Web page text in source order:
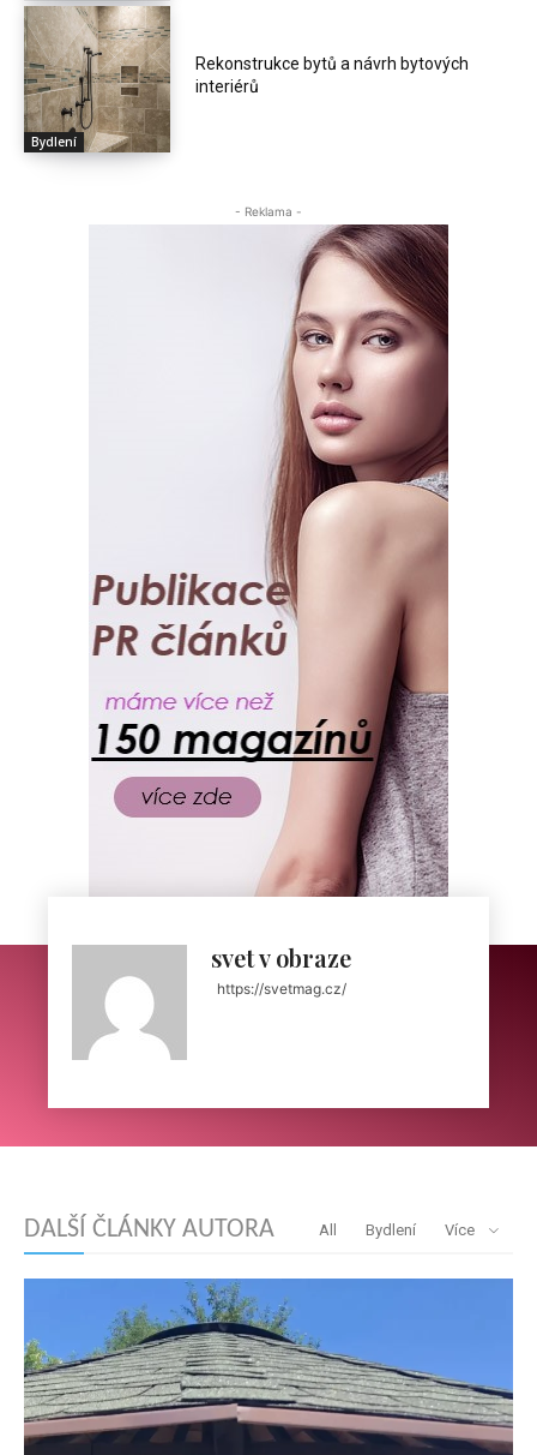
Bydlení
Rekonstrukce bytů a návrh bytových
interiérů
- Reklama -
svet v obraze
https://svetmag.cz/
DALŠÍ ČLÁNKY AUTORA All Bydlení Více